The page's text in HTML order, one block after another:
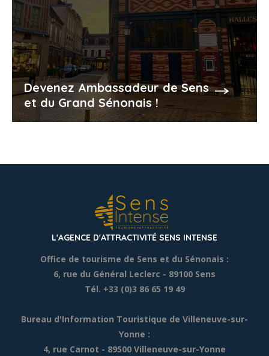
Devenez Ambassadeur de Sens
et du Grand Sénonais !
L'AGENCE D'ATTRACTIVITÉ SENS INTENSE
Office de tourisme de Sens et du Sénonais :
6, rue du Général Leclerc - 89100 Sens
Tél. +33 (0)3 86 65 19 49
Bureau d'Information Touristique de Villeneuve-sur-
Yonne :
4, rue Carnot - 89500 Villeneuve-sur-Yonne